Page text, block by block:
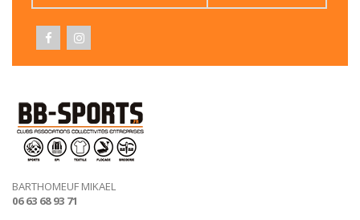
BARTHOMEUF MIKAEL
06 63 68 93 71